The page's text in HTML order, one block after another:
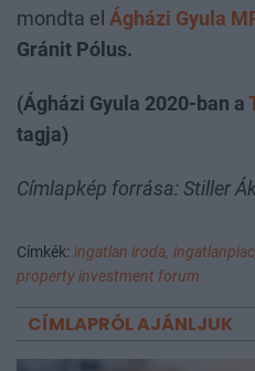
mondta el Ágházi Gyula
Gránit Pólus.
(Ágházi Gyula 2020-ban a
tagja)
Címlapkép forrása: Stiller
Címkék: ingatlan iroda,
property investment forum
CÍMLAPRÓL AJÁNLJUK